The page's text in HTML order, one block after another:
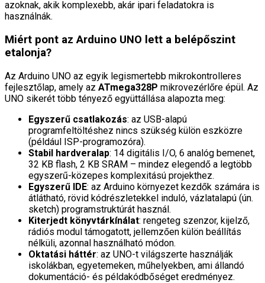
azoknak, akik komplexebb, akár ipari feladatokra is
használnák.
Miért pont az Arduino UNO lett a belépőszint
etalonja?
Az Arduino UNO az egyik legismertebb mikrokontrolleres
fejlesztőlap, amely az ATmega328P mikrovezérlőre épül. Az
UNO sikerét több tényező együttállása alapozta meg:
Egyszerű csatlakozás: az USB-alapú
programfeltöltéshez nincs szükség külön eszközre
(például ISP-programozóra).
Stabil hardveralap: 14 digitális I/O, 6 analóg bemenet,
32 KB flash, 2 KB SRAM – mindez elegendő a legtöbb
egyszerű-közepes komplexitású projekthez.
Egyszerű IDE: az Arduino környezet kezdők számára is
átlátható, rövid kódrészletekkel induló, vázlatalapú (ún.
sketch) programstruktúrát használ.
Kiterjedt könyvtárkínálat: rengeteg szenzor, kijelző,
rádiós modul támogatott, jellemzően külön beállítás
nélküli, azonnal használható módon.
Oktatási háttér: az UNO-t világszerte használják
iskolákban, egyetemeken, műhelyekben, ami állandó
dokumentáció- és példakódbőséget eredményez.